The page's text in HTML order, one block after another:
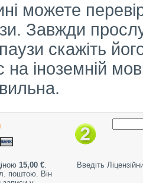
можете
Завжди
скажіть
на іноземній
15,00 €.
поштою. Він
Введіть